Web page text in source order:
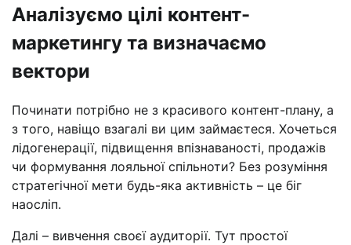
Аналізуємо цілі контент-
маркетингу та визначаємо
вектори
Починати потрібно не з красивого контент-плану, а
з того, навіщо взагалі ви цим займаєтеся. Хочеться
лідогенерації, підвищення впізнаваності, продажів
чи формування лояльної спільноти? Без розуміння
стратегічної мети будь-яка активність – це біг
наосліп.
Далі – вивчення своєї аудиторії. Тут простої